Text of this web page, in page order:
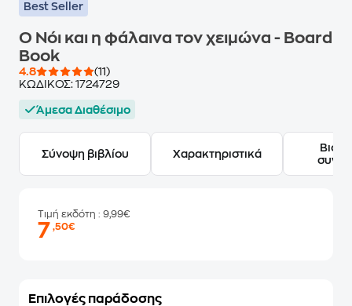
Best Seller
Ο Νόι και η φάλαινα τον χειμώνα - Board
Book
4.8
(11)
ΚΩΔΙΚΟΣ: 1724729
Άμεσα Διαθέσιμο
Σύνοψη βιβλίου Χαρακτηριστικά
Τιμή εκδότη : 9,99€
7,50€
Επιλογές παράδοσης